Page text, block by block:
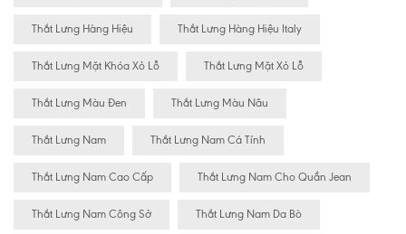
Thắt Lưng Hàng Hiệu Thắt Lưng Hàng Hiệu Italy
Thắt Lưng Mặt Khóa Xỏ Lỗ Thắt Lưng Mặt Xỏ Lỗ
Thắt Lưng Màu Đen Thắt Lưng Màu Nâu
Thắt Lưng Nam Thắt Lưng Nam Cá Tính
Thắt Lưng Nam Cao Cấp Thắt Lưng Nam Cho Quần Jean
Thắt Lưng Nam Công Sở Thắt Lưng Nam Da Bò